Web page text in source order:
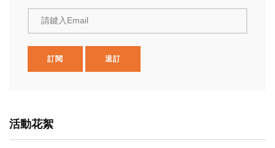
請鍵入Email
訂閱 退訂
活動花絮